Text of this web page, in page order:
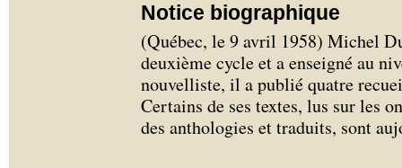
Notice biographique
(Québec, le 9 avril 1958) Michel
deuxième cycle et a enseigné au
nouvelliste, il a publié quatre
Certains de ses textes, lus sur les
des anthologies et traduits, sont